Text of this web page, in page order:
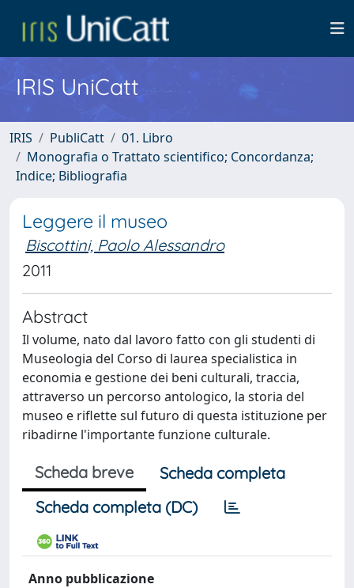
IRIS UniCatt
IRIS PubliCatt
01. Libro
Monografia o Trattato scientifico; Concordanza;
Indice; Bibliografia
Leggere il museo
Biscottini, Paolo Alessandro
2011
Abstract
Il volume, nato dal lavoro fatto con gli studenti di
Museologia del Corso di laurea specialistica in
economia e gestione dei beni culturali, traccia,
attraverso un percorso antologico, la storia del
museo e riflette sul futuro di questa istituzione per
ribadirne l'importante funzione culturale.
Scheda breve
Scheda completa
Scheda completa (DC)
Anno pubblicazione